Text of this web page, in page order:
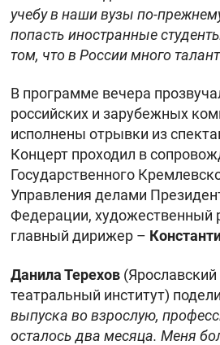
учебу в наши вузы по-
попасть иностранные
том, что в России много
В программе вечера
российских и зарубежных
исполнены отрывки из
Концерт проходил в
Государственного
Управления делами
Федерации, художественный
главный дирижер –
Данила Терехов
театральный институт)
выпуска во взрослую,
осталось два месяца. Меня